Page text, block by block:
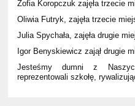
Zofia Koropczuk zajęła trzecie
Oliwia Futryk, zajęła trzecie
Julia Spychała, zajęła drugie
Igor Benyskiewicz zajął drugie
Jesteśmy dumni z
reprezentowali szkołę,